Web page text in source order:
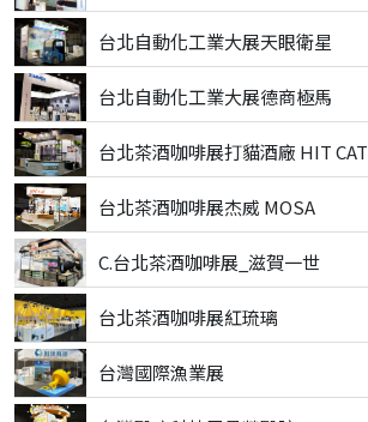
台北自動化工業大展天眼衛星
台北自動化工業大展德商極馬
台北茶酒咖啡展打貓酒廠 HIT CAT
台北茶酒咖啡展杰威 MOSA
C.台北茶酒咖啡展_滋賀一世
台北茶酒咖啡展紅琉璃
台灣國際漁業展